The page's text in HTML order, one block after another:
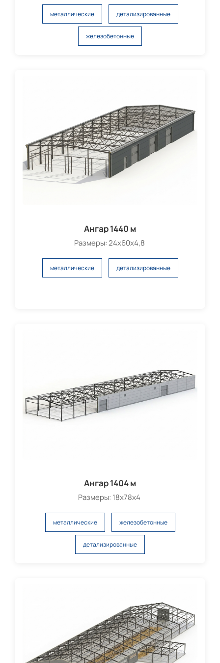
металлические детализированные
железобетонные
Ангар 1440 м
Размеры: 24х60х4,8
металлические детализированные
Ангар 1404 м
Размеры: 18х78х4
металлические железобетонные
детализированные